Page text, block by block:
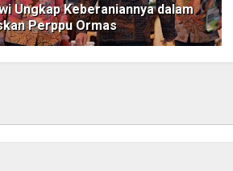
Ungkap Keberaniannya dalam
Perppu Ormas